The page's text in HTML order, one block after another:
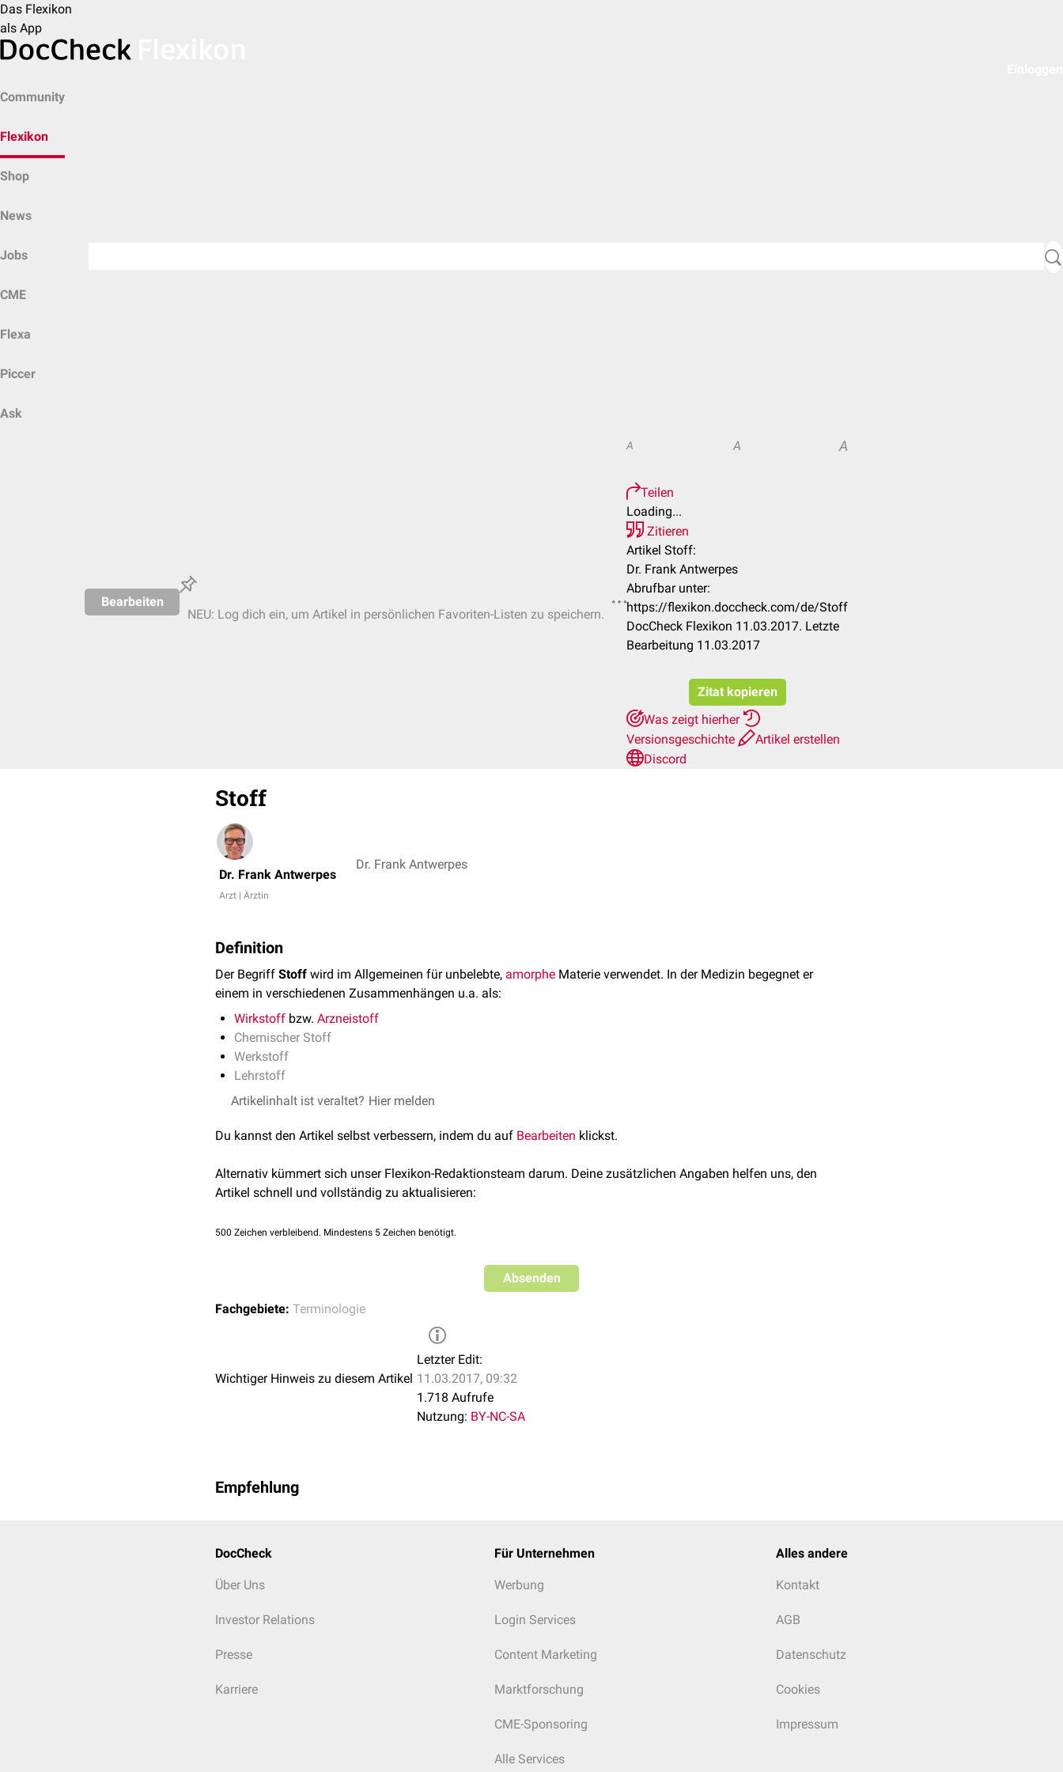
Das Flexikon
als App
Community
Flexikon
Shop
News
Jobs
CME
Flexa
Piccer
Ask
Bearbeiten
NEU: Log dich ein, um Artikel in persönlichen Favoriten-Listen zu speichern.
A A A
Teilen
Loading...
Zitieren
Artikel Stoff:
Dr. Frank Antwerpes
Abrufbar unter:
https://flexikon.doccheck.com/de/Stoff
DocCheck Flexikon 11.03.2017. Letzte
Bearbeitung 11.03.2017
Zitat kopieren
Was zeigt hierher
Versionsgeschichte
Artikel erstellen
Discord
Stoff
Dr. Frank Antwerpes
Arzt | Ärztin
Dr. Frank Antwerpes
Definition
Der Begriff Stoff wird im Allgemeinen für unbelebte, amorphe Materie verwendet. In der Medizin begegnet er
einem in verschiedenen Zusammenhängen u.a. als:
Wirkstoff bzw. Arzneistoff
Chemischer Stoff
Werkstoff
Lehrstoff
Artikelinhalt ist veraltet? Hier melden
Du kannst den Artikel selbst verbessern, indem du auf Bearbeiten klickst.
Alternativ kümmert sich unser Flexikon-Redaktionsteam darum. Deine zusätzlichen Angaben helfen uns, den
Artikel schnell und vollständig zu aktualisieren:
500 Zeichen verbleibend. Mindestens 5 Zeichen benötigt.
Absenden
Fachgebiete: Terminologie
Wichtiger Hinweis zu diesem Artikel
Letzter Edit:
11.03.2017, 09:32
1.718 Aufrufe
Nutzung: BY-NC-SA
Empfehlung
DocCheck
Über Uns
Investor Relations
Presse
Karriere
Für Unternehmen
Werbung
Login Services
Content Marketing
Marktforschung
CME-Sponsoring
Alle Services
Alles andere
Kontakt
AGB
Datenschutz
Cookies
Impressum